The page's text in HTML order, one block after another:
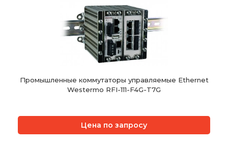
Промышленные коммутаторы управляемые Ethernet
Westermo RFI-111-F4G-T7G
Цена по запросу